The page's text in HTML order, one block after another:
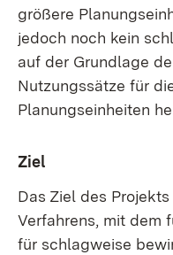
größere
jedoch noch kein
auf der Grundlage
Nutzungssätze für
Planungseinheiten
Ziel
Das Ziel des
Verfahrens, mit dem
für schlagweise